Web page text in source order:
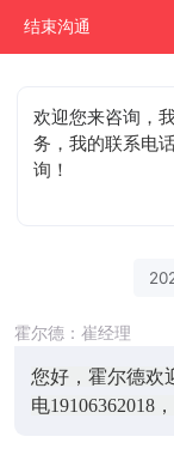
结束沟通
欢迎您来咨询 ，
务，我的联系电
询！
霍尔德：崔经理
您好，霍尔德欢
电19106362018